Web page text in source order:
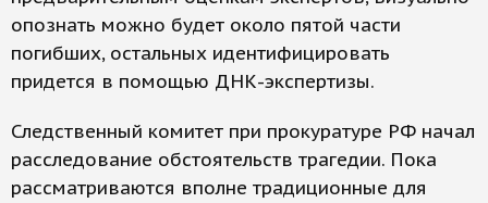
опознать можно будет около пятой части
погибших, остальных идентифицировать
придется в помощью ДНК-экспертизы.
Следственный комитет при прокуратуре РФ начал
расследование обстоятельств трагедии. Пока
рассматриваются вполне традиционные для